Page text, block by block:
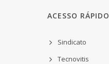
ACESSO RÁPIDO
Sindicato
Tecnovitis